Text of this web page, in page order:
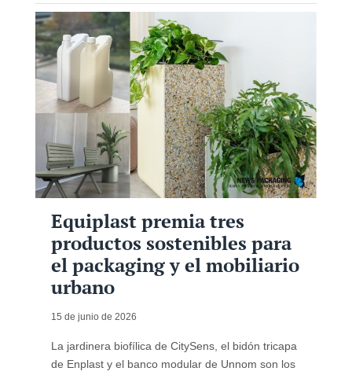
Equiplast premia tres
productos sostenibles para
el packaging y el mobiliario
urbano
15 de junio de 2026
La jardinera biofílica de CitySens, el bidón tricapa
de Enplast y el banco modular de Unnom son los